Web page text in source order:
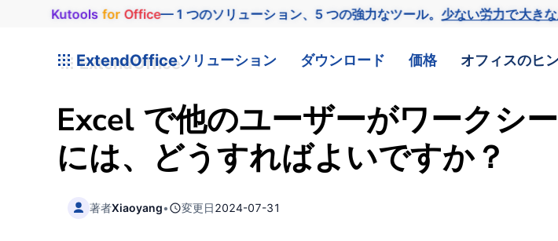
Kutools for Office— 1 つのソリューション、5 つの強力なツール。 少ない労力で大きな
ExtendOfficeソリューション ダウンロード 価格 オフィスのヒ
Excel で他のユーザーがワークシ
には、どうすればよいですか？
著者Xiaoyang• 変更日2024-07-31